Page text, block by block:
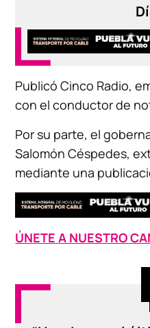
Publicó Cinco Radio,
con el conductor de
Por su parte, el
Salomón Céspedes,
mediante una
ÚNETE A NUESTRO